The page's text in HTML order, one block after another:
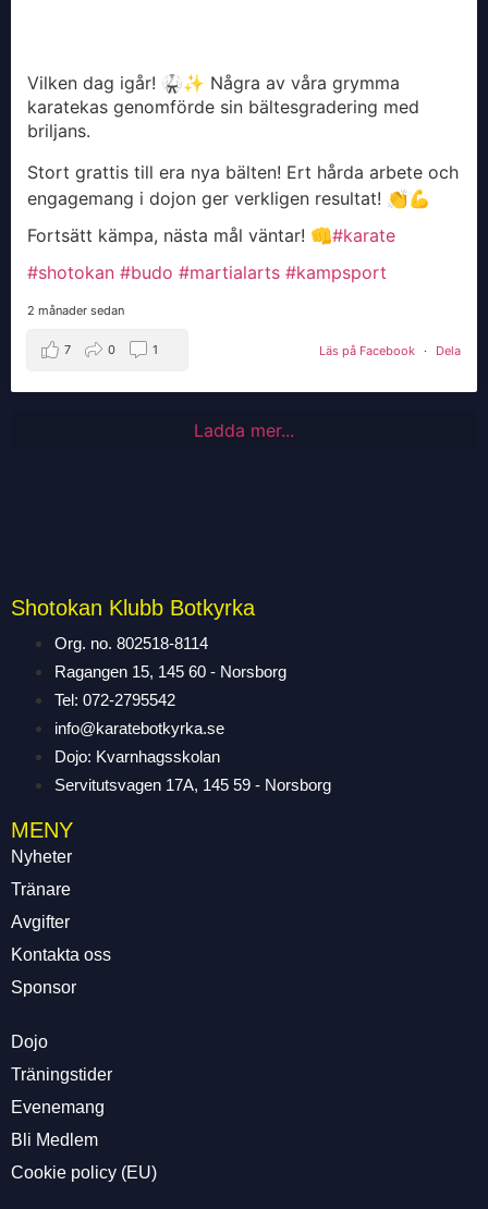
Vilken dag igår! 🥋✨ Några av våra grymma
karatekas genomförde sin bältesgradering med
briljans.
Stort grattis till era nya bälten! Ert hårda arbete och
engagemang i dojon ger verkligen resultat! 👏💪
Fortsätt kämpa, nästa mål väntar! 👊#karate
#shotokan #budo #martialarts #kampsport
2 månader sedan
Läs på Facebook · Dela
7 0 1
Ladda mer...
Shotokan Klubb Botkyrka
Org. no. 802518-8114
Ragangen 15, 145 60 - Norsborg
Tel: 072-2795542
info@karatebotkyrka.se
Dojo: Kvarnhagsskolan
Servitutsvagen 17A, 145 59 - Norsborg
MENY
Nyheter
Tränare
Avgifter
Kontakta oss
Sponsor
Dojo
Träningstider
Evenemang
Bli Medlem
Cookie policy (EU)